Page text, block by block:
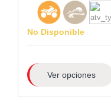
No Disponible
Ver opciones